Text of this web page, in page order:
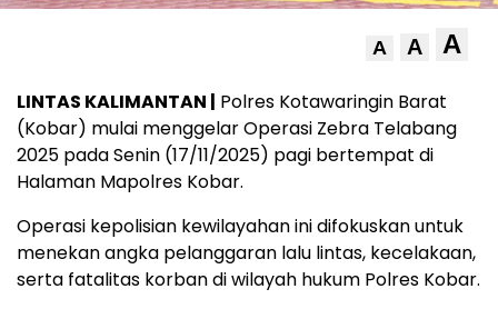
A A A
LINTAS KALIMANTAN | Polres Kotawaringin Barat
(Kobar) mulai menggelar Operasi Zebra Telabang
2025 pada Senin (17/11/2025) pagi bertempat di
Halaman Mapolres Kobar.
Operasi kepolisian kewilayahan ini difokuskan untuk
menekan angka pelanggaran lalu lintas, kecelakaan,
serta fatalitas korban di wilayah hukum Polres Kobar.